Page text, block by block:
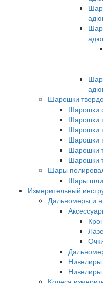
Шарошки
Шарошки
Шарошки
Шарошки
Шарошки
Шарошки
Шарошки
Шары
Шары
Измерительный
Дальномеры и
Нивелиры